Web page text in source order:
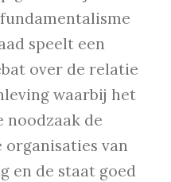
speelt een
over de relatie
waarbij het
noodzaak de
organisaties van
en de staat goed